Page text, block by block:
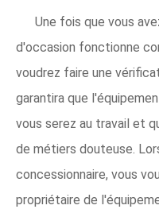
Une fois que vous
d'occasion fonctionne
voudrez faire une
garantira que
vous serez au travail et
de métiers douteuse.
concessionnaire, vous
propriétaire de